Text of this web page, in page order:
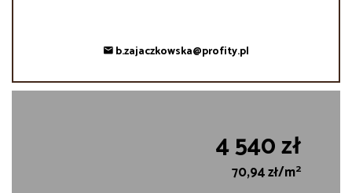
b.zajaczkowska@profity.pl
4 540 zł
70,94 zł/m2